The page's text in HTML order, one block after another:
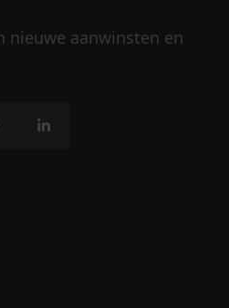
nieuwe aanwinsten en